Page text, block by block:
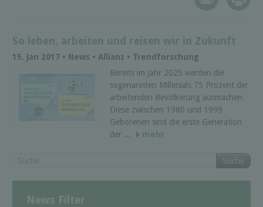
So leben, arbeiten und reisen wir in Zukunft
15. Jan 2017 • News • Allianz • Trendforschung
Bereits im Jahr 2025 werden die
sogenannten Millenials 75 Prozent der
arbeitenden Bevölkerung ausmachen.
Diese zwischen 1980 und 1999
Geborenen sind die erste Generation
der ...
mehr
Suche
News Filter